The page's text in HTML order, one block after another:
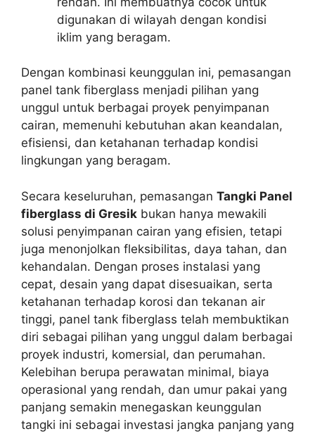
digunakan di wilayah dengan kondisi
iklim yang beragam.
Dengan kombinasi keunggulan ini, pemasangan
panel tank fiberglass menjadi pilihan yang
unggul untuk berbagai proyek penyimpanan
cairan, memenuhi kebutuhan akan keandalan,
efisiensi, dan ketahanan terhadap kondisi
lingkungan yang beragam.
Secara keseluruhan, pemasangan Tangki Panel
fiberglass di Gresik bukan hanya mewakili
solusi penyimpanan cairan yang efisien, tetapi
juga menonjolkan fleksibilitas, daya tahan, dan
kehandalan. Dengan proses instalasi yang
cepat, desain yang dapat disesuaikan, serta
ketahanan terhadap korosi dan tekanan air
tinggi, panel tank fiberglass telah membuktikan
diri sebagai pilihan yang unggul dalam berbagai
proyek industri, komersial, dan perumahan.
Kelebihan berupa perawatan minimal, biaya
operasional yang rendah, dan umur pakai yang
panjang semakin menegaskan keunggulan
tangki ini sebagai investasi jangka panjang yang